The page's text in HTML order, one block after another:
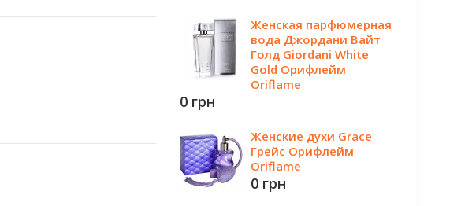
Женская парфюмерная
вода Джордани Вайт
Голд Giordani White
Gold Орифлейм
Oriflame
0 грн
Женские духи Grace
Грейс Орифлейм
Oriflame
0 грн